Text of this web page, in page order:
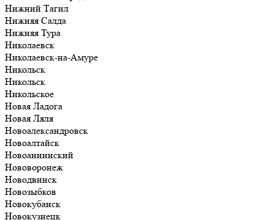
Нижний Тагил
Нижняя Салда
Нижняя Тура
Николаевск
Николаевск-на-Амуре
Никольск
Никольск
Никольское
Новая Ладога
Новая Ляля
Новоалександровск
Новоалтайск
Новоаннинский
Нововоронеж
Новодвинск
Новозыбков
Новокубанск
Новокузнецк